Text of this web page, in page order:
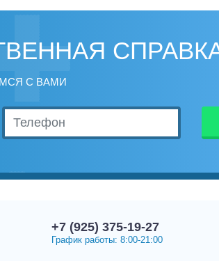
С ВАМИ
+7 (925) 375-19-27
График работы: 8:00-21:00